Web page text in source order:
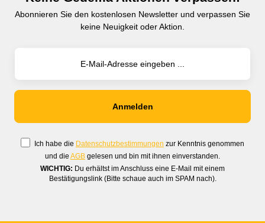
Abonnieren Sie den kostenlosen Newsletter und verpassen Sie
keine Neuigkeit oder Aktion.
Ich habe die Datenschutzbestimmungen zur Kenntnis genommen
und die AGB gelesen und bin mit ihnen einverstanden.
WICHTIG: Du erhältst im Anschluss eine E-Mail mit einem
Bestätigungslink (Bitte schaue auch im SPAM nach).